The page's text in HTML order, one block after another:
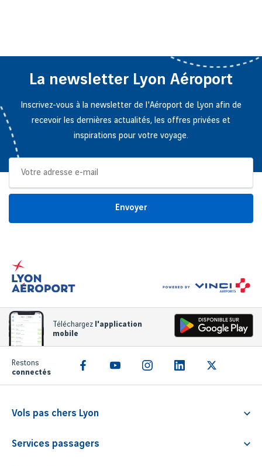
La newsletter Lyon Aéroport
Inscrivez-vous à la newsletter de l'Aéroport de Lyon afin de
recevoir les dernières actualités, les offres privées et
inspirations pour votre voyage.
Envoyer
Téléchargez l'application
mobile
Restons
connectés
Vols pas chers Lyon
Services passagers